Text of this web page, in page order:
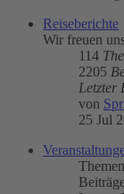
Reiseberichte
Wir freuen
114
2205
Letzter
von
25 Jul
Themen